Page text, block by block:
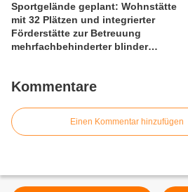
Sportgelände geplant: Wohnstätte
mit 32 Plätzen und integrierter
Förderstätte zur Betreuung
mehrfachbehinderter blinder
Leuchtturmprojekt
Kommentare
Einen Kommentar hinzufügen